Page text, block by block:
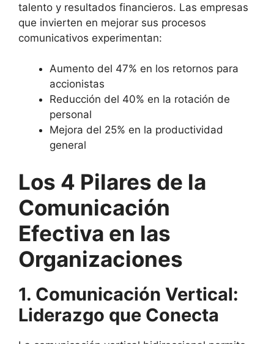
talento y resultados financieros. Las empresas
que invierten en mejorar sus procesos
comunicativos experimentan:
Aumento del 47% en los retornos para
accionistas
Reducción del 40% en la rotación de
personal
Mejora del 25% en la productividad
general
Los 4 Pilares de la
Comunicación
Efectiva en las
Organizaciones
1. Comunicación Vertical:
Liderazgo que Conecta